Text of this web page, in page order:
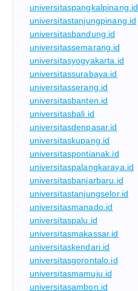
universitaspangkalpinang.id
universitastanjungpinang.id
universitasbandung.id
universitassemarang.id
universitasyogyakarta.id
universitassurabaya.id
universitasserang.id
universitasbanten.id
universitasbali.id
universitasdenpasar.id
universitaskupang.id
universitaspontianak.id
universitaspalangkaraya.id
universitasbanjarbaru.id
universitastanjungselor.id
universitasmanado.id
universitaspalu.id
universitasmakassar.id
universitaskendari.id
universitasgorontalo.id
universitasmamuju.id
universitasambon.id